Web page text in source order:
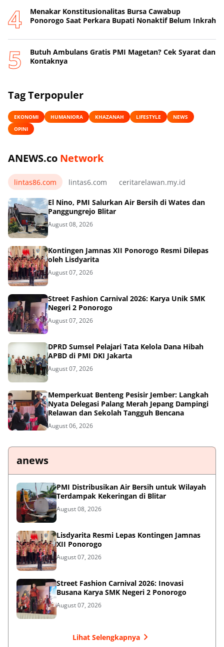
Menakar Konstitusionalitas Bursa Cawabup
Ponorogo Saat Perkara Bupati Nonaktif Belum Inkrah
Butuh Ambulans Gratis PMI Magetan? Cek Syarat dan
Kontaknya
Tag Terpopuler
EKONOMI HUMANIORA KHAZANAH LIFESTYLE
NEWS
OPINI
ANEWS.co Network
lintas86.com lintas6.com ceritarelawan.my.id
El Nino, PMI Salurkan Air Bersih di Wates dan
Panggungrejo Blitar
August 08, 2026
Kontingen Jamnas XII Ponorogo Resmi Dilepas
oleh Lisdyarita
August 07, 2026
Street Fashion Carnival 2026: Karya Unik SMK
Negeri 2 Ponorogo
August 07, 2026
DPRD Sumsel Pelajari Tata Kelola Dana Hibah
APBD di PMI DKI Jakarta
August 07, 2026
Memperkuat Benteng Pesisir Jember: Langkah
Nyata Delegasi Palang Merah Jepang Dampingi
Relawan dan Sekolah Tangguh Bencana
August 06, 2026
anews
PMI Distribusikan Air Bersih untuk Wilayah
Terdampak Kekeringan di Blitar
August 08, 2026
Lisdyarita Resmi Lepas Kontingen Jamnas
XII Ponorogo
August 07, 2026
Street Fashion Carnival 2026: Inovasi
Busana Karya SMK Negeri 2 Ponorogo
August 07, 2026
Lihat Selengkapnya